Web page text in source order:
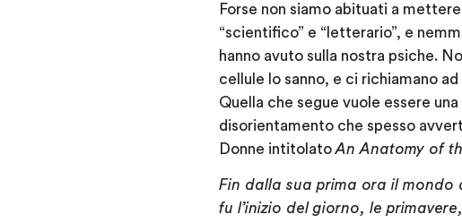
Forse non siamo abituati a
“scientifico” e “letterario”, e
hanno avuto sulla nostra psiche.
cellule lo sanno, e ci richiamano
Quella che segue vuole essere
disorientamento che spesso
Donne intitolatoAn Anatomy of
Fin dalla sua prima ora il mondo
fu l’inizio del giorno, le